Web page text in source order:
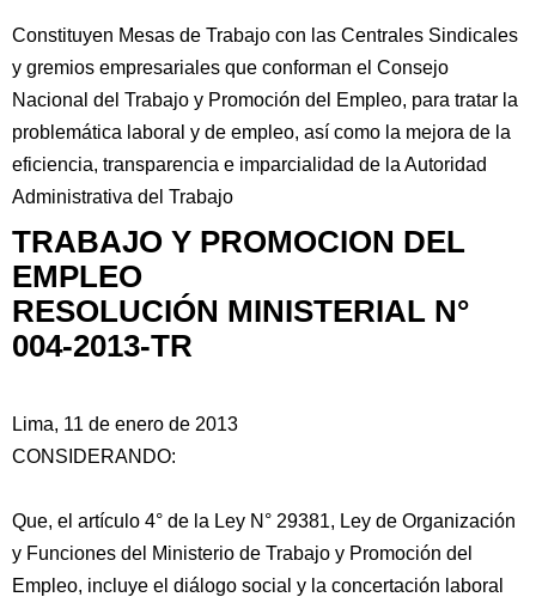
Constituyen Mesas de Trabajo con las Centrales Sindicales
y gremios empresariales que conforman el Consejo
Nacional del Trabajo y Promoción del Empleo, para tratar la
problemática laboral y de empleo, así como la mejora de la
eficiencia, transparencia e imparcialidad de la Autoridad
Administrativa del Trabajo
TRABAJO Y PROMOCION DEL
EMPLEO
RESOLUCIÓN MINISTERIAL N°
004-2013-TR
Lima, 11 de enero de 2013
CONSIDERANDO:
Que, el artículo 4° de la Ley N° 29381, Ley de Organización
y Funciones del Ministerio de Trabajo y Promoción del
Empleo, incluye el diálogo social y la concertación laboral